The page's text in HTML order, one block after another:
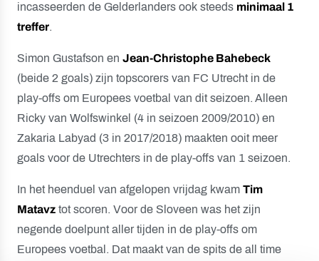
incasseerden de Gelderlanders ook steeds minimaal 1
treffer.
Simon Gustafson en Jean-Christophe Bahebeck
(beide 2 goals) zijn topscorers van FC Utrecht in de
play-offs om Europees voetbal van dit seizoen. Alleen
Ricky van Wolfswinkel (4 in seizoen 2009/2010) en
Zakaria Labyad (3 in 2017/2018) maakten ooit meer
goals voor de Utrechters in de play-offs van 1 seizoen.
In het heenduel van afgelopen vrijdag kwam Tim
Matavz tot scoren. Voor de Sloveen was het zijn
negende doelpunt aller tijden in de play-offs om
Europees voetbal. Dat maakt van de spits de all time